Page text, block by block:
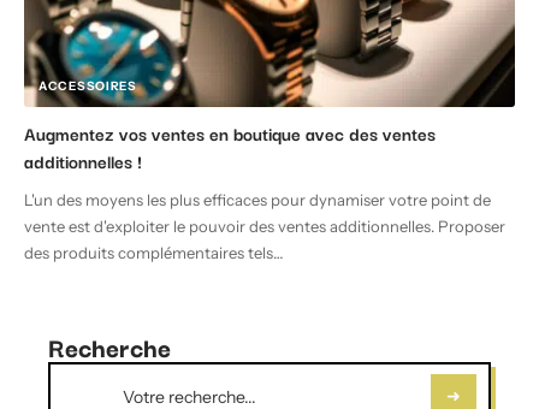
ACCESSOIRES
Augmentez vos ventes en boutique avec des ventes
additionnelles !
L'un des moyens les plus efficaces pour dynamiser votre point de
vente est d'exploiter le pouvoir des ventes additionnelles. Proposer
des produits complémentaires tels…
Recherche